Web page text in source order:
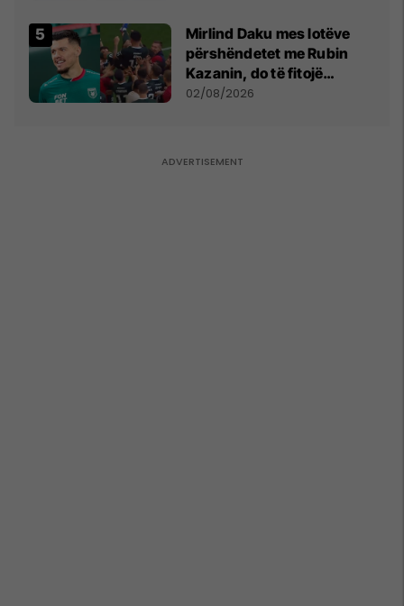
Mirlind Daku mes lotëve
përshëndetet me Rubin
Kazanin, do të fitojë
miliona te Spartak Moska
02/08/2026